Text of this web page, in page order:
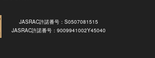
JASRAC許諾番号：S0507081515
JASRAC許諾番号：9009941002Y45040